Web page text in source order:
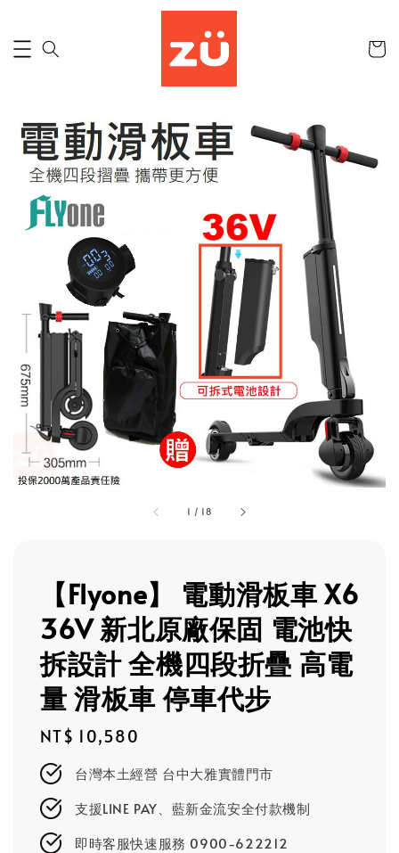
1 / 18
【Flyone】 電動滑板車 X6
36V 新北原廠保固 電池快
拆設計 全機四段折疊 高電
量 滑板車 停車代步
Regular
price
NT$ 10,580
台灣本土經營 台中大雅實體門市
支援LINE PAY、藍新金流安全付款機制
即時客服快速服務 0900-622212